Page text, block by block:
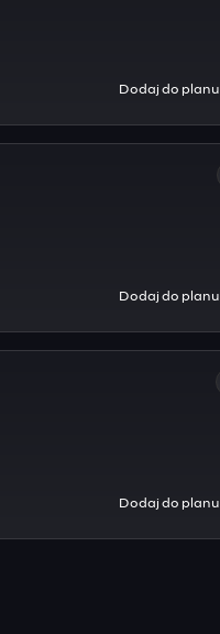
Dodaj do planu
Dodaj do planu
Dodaj do planu